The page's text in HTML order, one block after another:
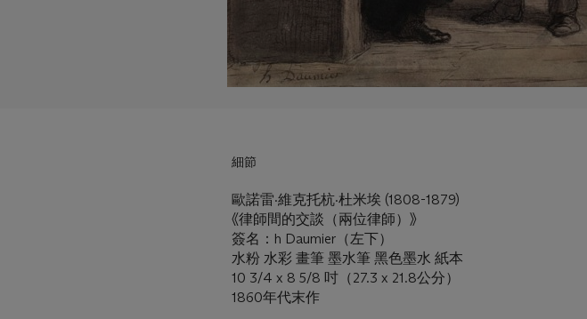
細節
歐諾雷·維克托杭·杜米埃 (1808-1879)
《律師間的交談（兩位律師）》
簽名：h Daumier（左下）
水粉 水彩 畫筆 墨水筆 黑色墨水 紙本
10 3/4 x 8 5/8 吋（27.3 x 21.8公分）
1860年代末作